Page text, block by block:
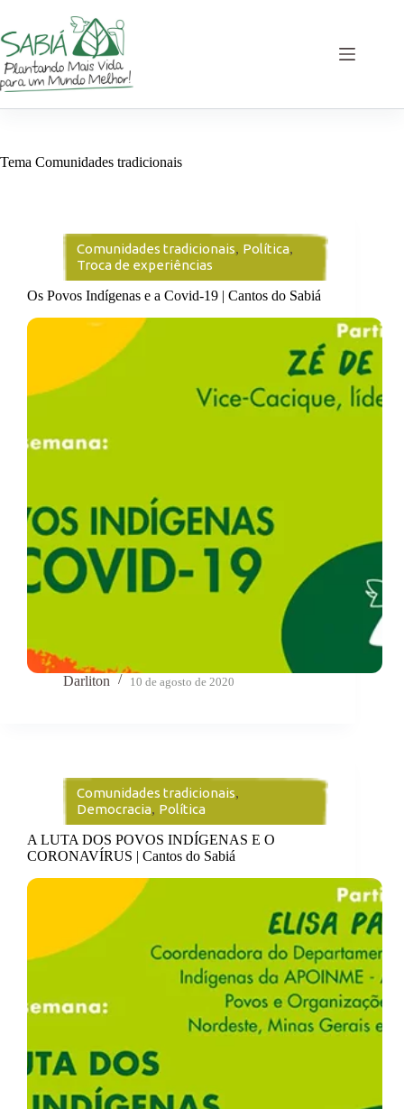
o
conteúdo
Tema Comunidades tradicionais
Comunidades tradicionais, Política,
Troca de experiências
Os Povos Indígenas e a Covid-19 | Cantos do Sabiá
Darliton 10 de agosto de 2020
Comunidades tradicionais,
Democracia, Política
A LUTA DOS POVOS INDÍGENAS E O
CORONAVÍRUS | Cantos do Sabiá